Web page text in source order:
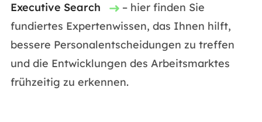
Executive Search
– hier finden Sie
fundiertes Expertenwissen, das Ihnen hilft,
bessere Personalentscheidungen zu treffen
und die Entwicklungen des Arbeitsmarktes
frühzeitig zu erkennen.